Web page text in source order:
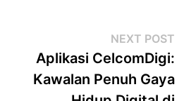
NEXT POST
Aplikasi CelcomDigi:
Kawalan Penuh Gaya